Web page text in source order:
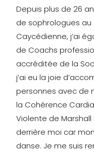
Depuis plus de 26
de sophrologues au
Caycédienne, j’ai
de Coachs
accréditée de la
j’ai eu la joie
personnes avec de
la Cohérence
Violente de Marshall
derrière moi car
danse. Je me suis